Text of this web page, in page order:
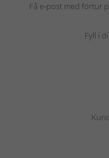
Få e-post med förtur
Fyll i